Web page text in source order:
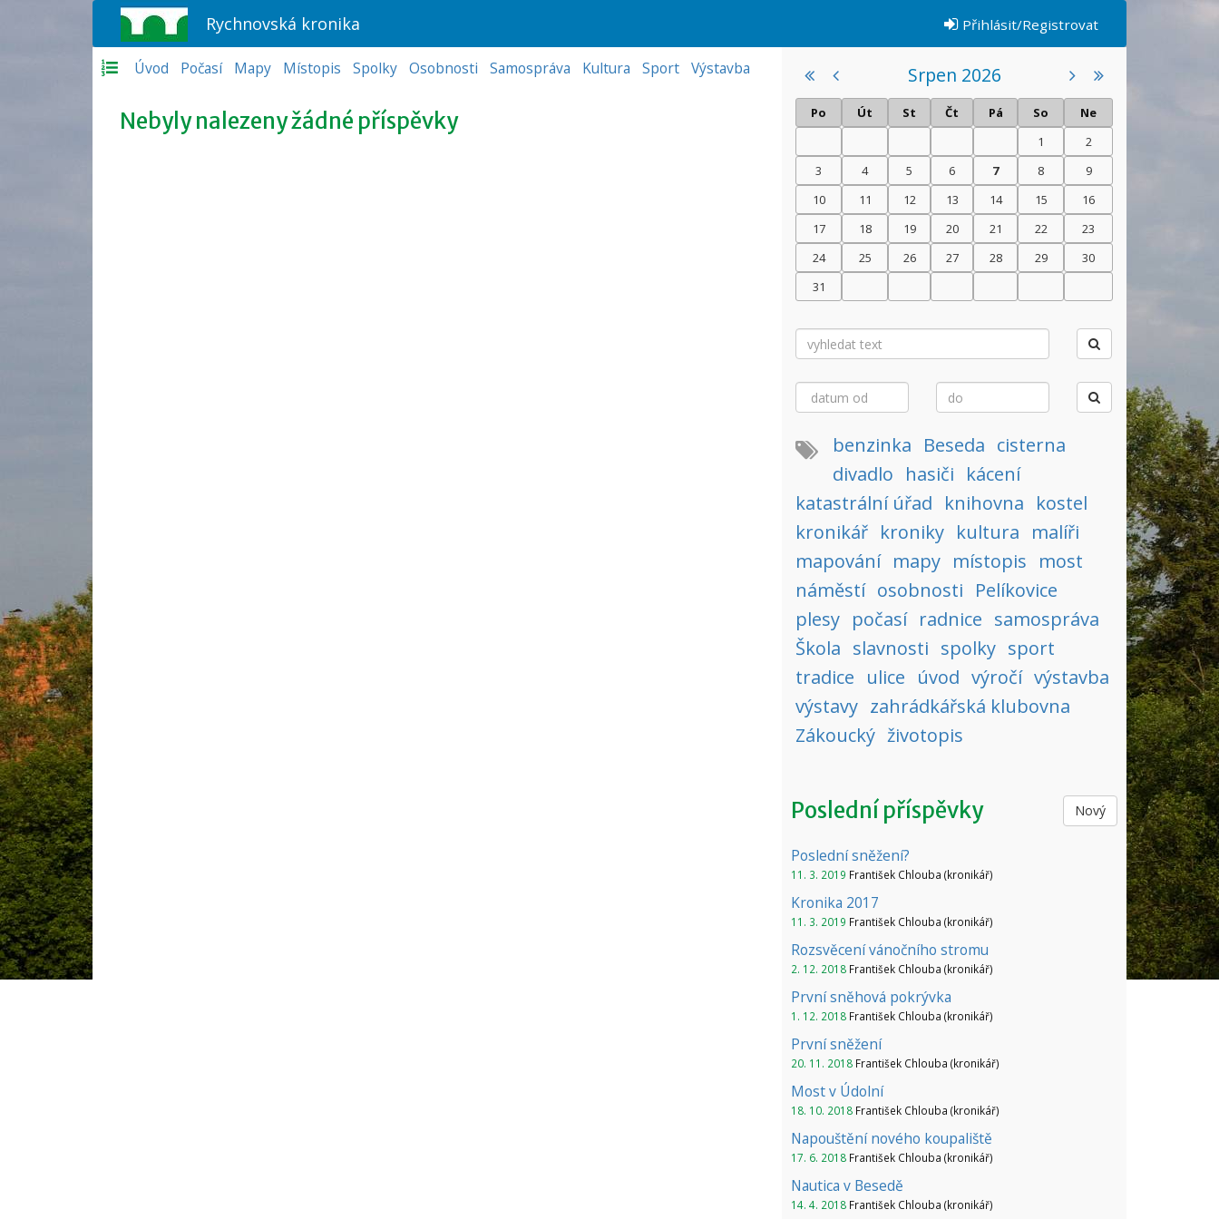
Rychnovská kronika Přihlásit/Registrovat
Úvod Počasí Mapy Místopis Spolky Osobnosti Samospráva Kultura Sport Výstavba
Nebyly nalezeny žádné příspěvky
Srpen 2026
Po Út St Čt Pá So
Ne
1
2
3
4 5 6 7 8
9
10
11 12 13 14 15
16
17
18 19 20 21 22
23
24
25 26 27 28 29
30
31
benzinka Beseda cisterna
divadlo hasiči kácení
katastrální úřad knihovna kostel
kronikář kroniky kultura malíři
mapování mapy místopis most
náměstí osobnosti Pelíkovice
plesy počasí radnice samospráva
Škola slavnosti spolky sport
tradice ulice úvod výročí výstavba
výstavy zahrádkářská klubovna
Zákoucký životopis
Nový
Poslední příspěvky
Poslední sněžení?
11. 3. 2019 František Chlouba (kronikář)
Kronika 2017
11. 3. 2019 František Chlouba (kronikář)
Rozsvěcení vánočního stromu
2. 12. 2018 František Chlouba (kronikář)
První sněhová pokrývka
1. 12. 2018 František Chlouba (kronikář)
První sněžení
20. 11. 2018 František Chlouba (kronikář)
Most v Údolní
18. 10. 2018 František Chlouba (kronikář)
Napouštění nového koupaliště
17. 6. 2018 František Chlouba (kronikář)
Nautica v Besedě
14. 4. 2018 František Chlouba (kronikář)